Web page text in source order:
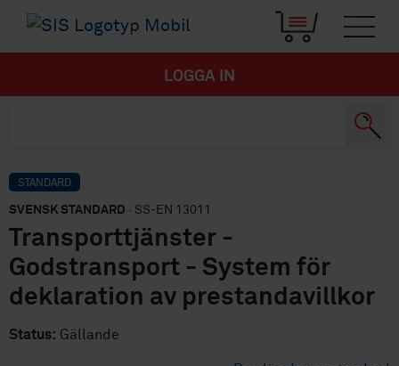
LOGGA IN
STANDARD
SVENSK STANDARD · SS-EN 13011
Transporttjänster -
Godstransport - System för
deklaration av prestandavillkor
Status: Gällande